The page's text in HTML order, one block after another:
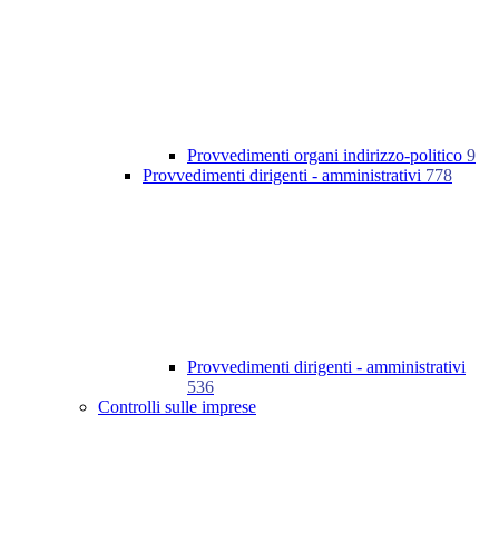
Provvedimenti organi indirizzo-politico 9
Provvedimenti dirigenti - amministrativi 778
Provvedimenti dirigenti - amministrativi
536
Controlli sulle imprese